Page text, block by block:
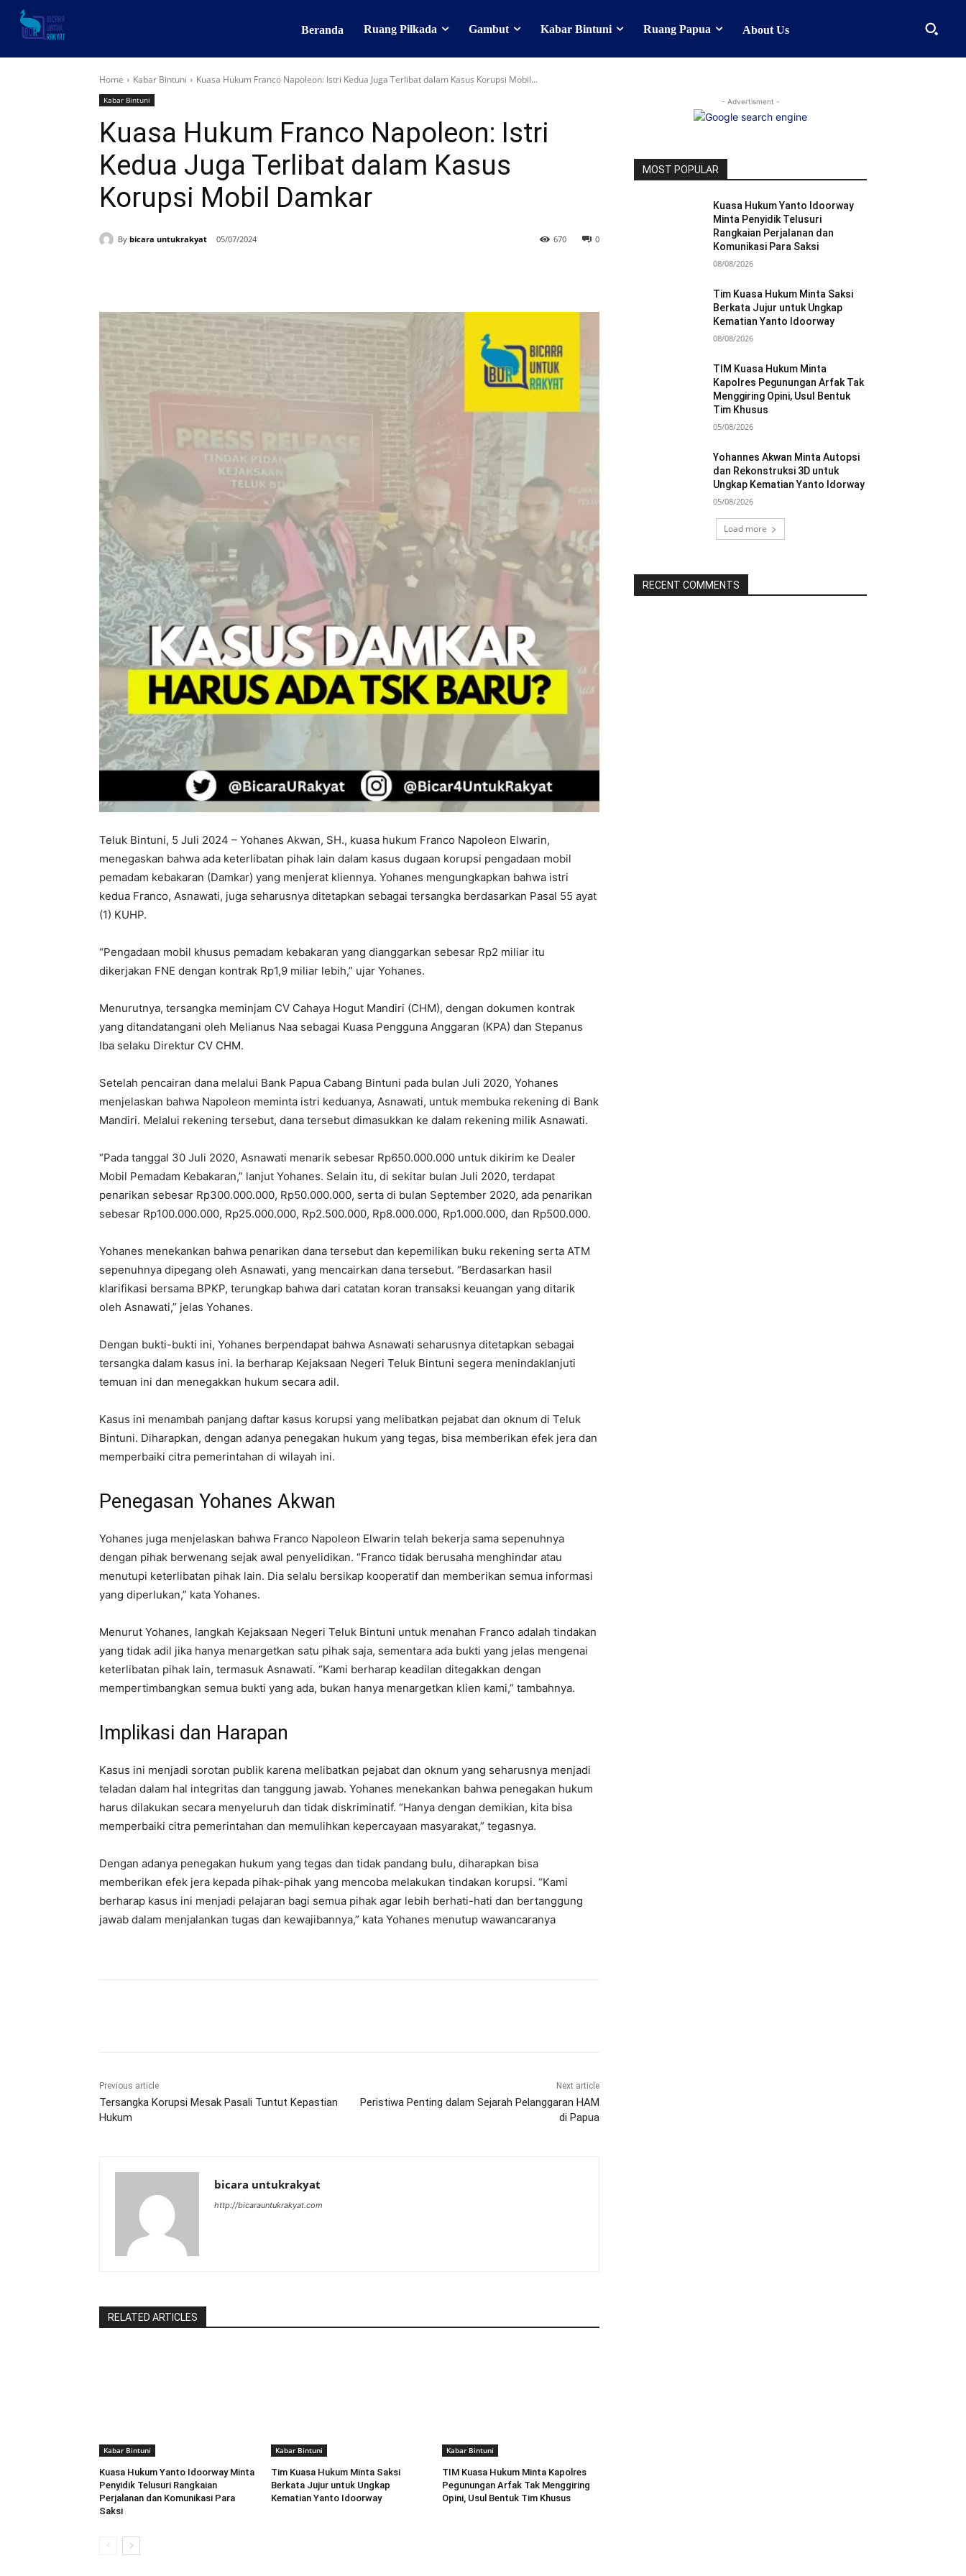
Beranda Ruang Pilkada Gambut Kabar Bintuni Ruang Papua About Us
Home Kabar Bintuni Kuasa Hukum Franco Napoleon: Istri Kedua Juga Terlibat dalam Kasus Korupsi Mobil...
Kabar Bintuni
Kuasa Hukum Franco Napoleon: Istri
Kedua Juga Terlibat dalam Kasus
Korupsi Mobil Damkar
By bicara untukrakyat 05/07/2024 0
670
Teluk Bintuni, 5 Juli 2024 – Yohanes Akwan, SH., kuasa hukum Franco Napoleon Elwarin,
menegaskan bahwa ada keterlibatan pihak lain dalam kasus dugaan korupsi pengadaan mobil
pemadam kebakaran (Damkar) yang menjerat kliennya. Yohanes mengungkapkan bahwa istri
kedua Franco, Asnawati, juga seharusnya ditetapkan sebagai tersangka berdasarkan Pasal 55 ayat
(1) KUHP.
“Pengadaan mobil khusus pemadam kebakaran yang dianggarkan sebesar Rp2 miliar itu
dikerjakan FNE dengan kontrak Rp1,9 miliar lebih,” ujar Yohanes.
Menurutnya, tersangka meminjam CV Cahaya Hogut Mandiri (CHM), dengan dokumen kontrak
yang ditandatangani oleh Melianus Naa sebagai Kuasa Pengguna Anggaran (KPA) dan Stepanus
Iba selaku Direktur CV CHM.
Setelah pencairan dana melalui Bank Papua Cabang Bintuni pada bulan Juli 2020, Yohanes
menjelaskan bahwa Napoleon meminta istri keduanya, Asnawati, untuk membuka rekening di Bank
Mandiri. Melalui rekening tersebut, dana tersebut dimasukkan ke dalam rekening milik Asnawati.
“Pada tanggal 30 Juli 2020, Asnawati menarik sebesar Rp650.000.000 untuk dikirim ke Dealer
Mobil Pemadam Kebakaran,” lanjut Yohanes. Selain itu, di sekitar bulan Juli 2020, terdapat
penarikan sebesar Rp300.000.000, Rp50.000.000, serta di bulan September 2020, ada penarikan
sebesar Rp100.000.000, Rp25.000.000, Rp2.500.000, Rp8.000.000, Rp1.000.000, dan Rp500.000.
Yohanes menekankan bahwa penarikan dana tersebut dan kepemilikan buku rekening serta ATM
sepenuhnya dipegang oleh Asnawati, yang mencairkan dana tersebut. “Berdasarkan hasil
klarifikasi bersama BPKP, terungkap bahwa dari catatan koran transaksi keuangan yang ditarik
oleh Asnawati,” jelas Yohanes.
Dengan bukti-bukti ini, Yohanes berpendapat bahwa Asnawati seharusnya ditetapkan sebagai
tersangka dalam kasus ini. Ia berharap Kejaksaan Negeri Teluk Bintuni segera menindaklanjuti
temuan ini dan menegakkan hukum secara adil.
Kasus ini menambah panjang daftar kasus korupsi yang melibatkan pejabat dan oknum di Teluk
Bintuni. Diharapkan, dengan adanya penegakan hukum yang tegas, bisa memberikan efek jera dan
memperbaiki citra pemerintahan di wilayah ini.
Penegasan Yohanes Akwan
Yohanes juga menjelaskan bahwa Franco Napoleon Elwarin telah bekerja sama sepenuhnya
dengan pihak berwenang sejak awal penyelidikan. “Franco tidak berusaha menghindar atau
menutupi keterlibatan pihak lain. Dia selalu bersikap kooperatif dan memberikan semua informasi
yang diperlukan,” kata Yohanes.
Menurut Yohanes, langkah Kejaksaan Negeri Teluk Bintuni untuk menahan Franco adalah tindakan
yang tidak adil jika hanya menargetkan satu pihak saja, sementara ada bukti yang jelas mengenai
keterlibatan pihak lain, termasuk Asnawati. “Kami berharap keadilan ditegakkan dengan
mempertimbangkan semua bukti yang ada, bukan hanya menargetkan klien kami,” tambahnya.
Implikasi dan Harapan
Kasus ini menjadi sorotan publik karena melibatkan pejabat dan oknum yang seharusnya menjadi
teladan dalam hal integritas dan tanggung jawab. Yohanes menekankan bahwa penegakan hukum
harus dilakukan secara menyeluruh dan tidak diskriminatif. “Hanya dengan demikian, kita bisa
memperbaiki citra pemerintahan dan memulihkan kepercayaan masyarakat,” tegasnya.
Dengan adanya penegakan hukum yang tegas dan tidak pandang bulu, diharapkan bisa
memberikan efek jera kepada pihak-pihak yang mencoba melakukan tindakan korupsi. “Kami
berharap kasus ini menjadi pelajaran bagi semua pihak agar lebih berhati-hati dan bertanggung
jawab dalam menjalankan tugas dan kewajibannya,” kata Yohanes menutup wawancaranya
Previous article
Tersangka Korupsi Mesak Pasali Tuntut Kepastian
Hukum
Next article
Peristiwa Penting dalam Sejarah Pelanggaran HAM
di Papua
bicara untukrakyat
http://bicarauntukrakyat.com
RELATED ARTICLES
Kabar Bintuni
Kuasa Hukum Yanto Idoorway Minta
Penyidik Telusuri Rangkaian
Perjalanan dan Komunikasi Para
Saksi
Kabar Bintuni
Tim Kuasa Hukum Minta Saksi
Berkata Jujur untuk Ungkap
Kematian Yanto Idoorway
Kabar Bintuni
TIM Kuasa Hukum Minta Kapolres
Pegunungan Arfak Tak Menggiring
Opini, Usul Bentuk Tim Khusus
- Advertisment -
MOST POPULAR
Kuasa Hukum Yanto Idoorway
Minta Penyidik Telusuri
Rangkaian Perjalanan dan
Komunikasi Para Saksi
08/08/2026
Tim Kuasa Hukum Minta Saksi
Berkata Jujur untuk Ungkap
Kematian Yanto Idoorway
08/08/2026
TIM Kuasa Hukum Minta
Kapolres Pegunungan Arfak Tak
Menggiring Opini, Usul Bentuk
Tim Khusus
05/08/2026
Yohannes Akwan Minta Autopsi
dan Rekonstruksi 3D untuk
Ungkap Kematian Yanto Idorway
05/08/2026
Load more
RECENT COMMENTS